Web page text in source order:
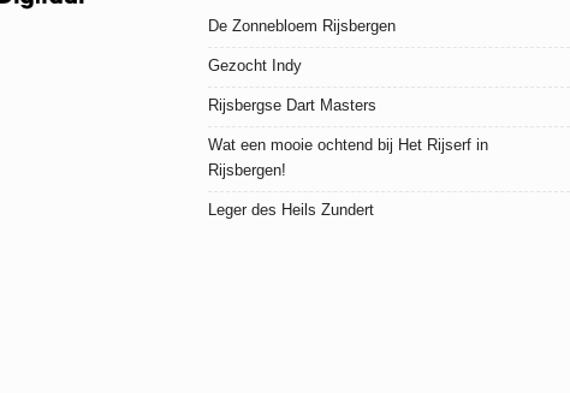
De Zonnebloem Rijsbergen
Gezocht Indy
Rijsbergse Dart Masters
Wat een mooie ochtend bij Het Rijserf in
Rijsbergen!
Leger des Heils Zundert